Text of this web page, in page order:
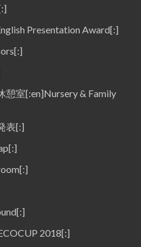
Presentation Award[:]
憩室[:en]Nursery & Family
表[:]
2018[:]